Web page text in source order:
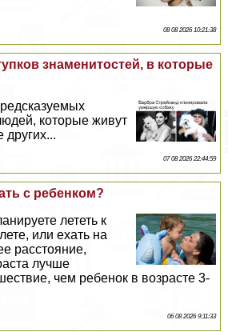
08 08 2026 10:21:38
знаменитостей, в которые
которые живут
других...
07 08 2026 22:44:59
с ребенком?
лететь к
или ехать на
расстояние,
лучше
чем ребенок в возрасте 3-
06 08 2026 9:11:33